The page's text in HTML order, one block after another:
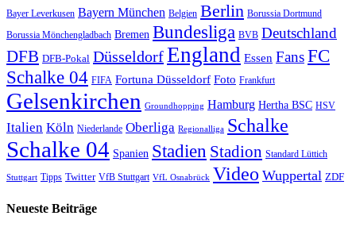
Bayer Leverkusen Bayern München Belgien Berlin Borussia Dortmund
Borussia Mönchengladbach Bremen Bundesliga BVB Deutschland
DFB DFB-Pokal DüsseldorfEngland Essen FansFC
Schalke 04 FIFA Fortuna Düsseldorf Foto Frankfurt
Gelsenkirchen Groundhopping Hamburg Hertha BSC HSV
Italien Köln Niederlande Oberliga Regionalliga Schalke
Schalke 04 Spanien Stadien Stadion Standard Lüttich
Stuttgart Tipps Twitter VfB Stuttgart VfL Osnabrück Video Wuppertal ZDF
Neueste Beiträge